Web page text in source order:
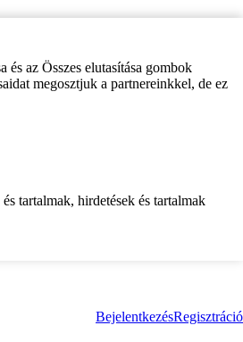
az Összes elutasítása gombok
megosztjuk a partnereinkkel, de ez
tartalmak, hirdetések és tartalmak
BejelentkezésRegisztráció